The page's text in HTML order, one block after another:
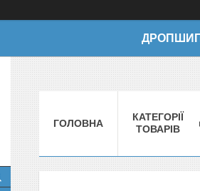
ГОЛОВНА
КАТЕГОРІЇ
ТОВАРІВ